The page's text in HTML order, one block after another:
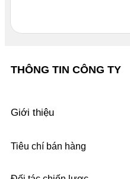
THÔNG TIN CÔNG TY
Giới thiệu
Tiêu chí bán hàng